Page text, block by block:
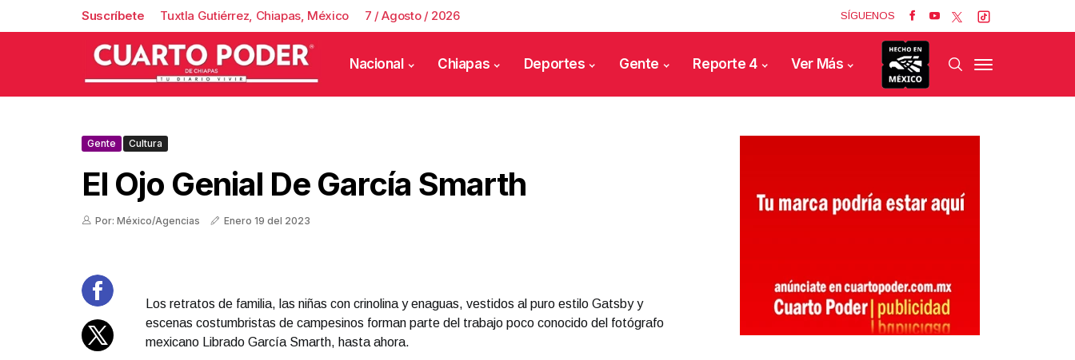
Suscríbete Tuxtla Gutiérrez, Chiapas, México 7 / Agosto / 2026 SÍGUENOS
Nacional Chiapas Deportes Gente Reporte 4 Ver Más
Gente Cultura
El Ojo Genial De García Smarth
Por: México/Agencias Enero 19 del 2023
Los retratos de familia, las niñas con crinolina y enaguas, vestidos al puro estilo Gatsby y
escenas costumbristas de campesinos forman parte del trabajo poco conocido del fotógrafo
mexicano Librado García Smarth, hasta ahora.